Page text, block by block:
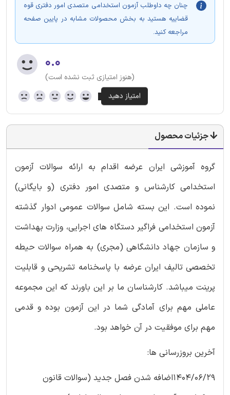
چنان چه داوطلب آزمون استخدامی متصدی امور دفتری قوه
قضاییه هستید به بخش محصولات مشابه در پایین صفحه
مراجعه کنید.
۰.۰
(هنوز امتیازی ثبت نشده است)
جزئیات محصول
گروه آموزشی ایران عرضه اقدام به ارائه سوالات آزمون
استخدامی کارشناس و متصدی امور دفتری (و بایگانی)
نموده است. این بسته شامل سوالات عمومی ادوار گذشته
آزمون استخدامی فراگیر دستگاه های اجرایی، وزارت بهداشت
و سازمان جهاد دانشگاهی (مجری) به همراه سوالات حیطه
تخصصی تالیف ایران عرضه با پاسخنامه تشریحی و قابلیت
پرینت میباشد. کارشناسان ما بر این باورند که این مجموعه
عاملی مهم برای آمادگی شما در این آزمون بوده و قدمی
مهم برای موفقیت در آن خواهد بود.
آخرین بروزرسانی ها:
1404/06/29اضافه شدن فصل جدید (سوالات قانون